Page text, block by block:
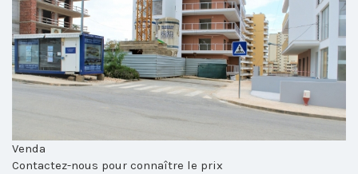
Venda
Contactez-nous pour connaître le prix